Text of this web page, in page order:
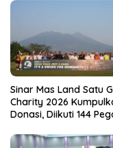
Sinar Mas Land Satu
Charity 2026
Donasi, Diikuti 144